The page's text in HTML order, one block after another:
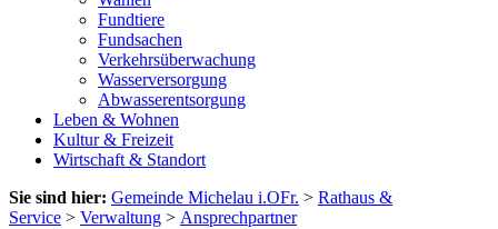
Fundtiere
Fundsachen
Verkehrsüberwachung
Wasserversorgung
Abwasserentsorgung
Leben & Wohnen
Kultur & Freizeit
Wirtschaft & Standort
Sie sind hier: Gemeinde Michelau i.OFr. > Rathaus &
Service > Verwaltung > Ansprechpartner